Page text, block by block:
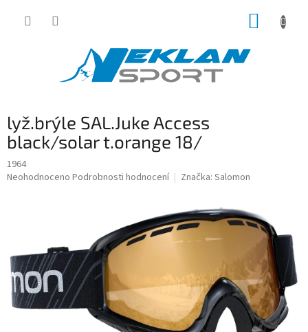
lyž.brýle SAL.Juke Access
black/solar t.orange 18/
1964
Průměrné
5
hvězdiček.
Neohodnoceno Podrobnosti hodnocení Značka: Salomon